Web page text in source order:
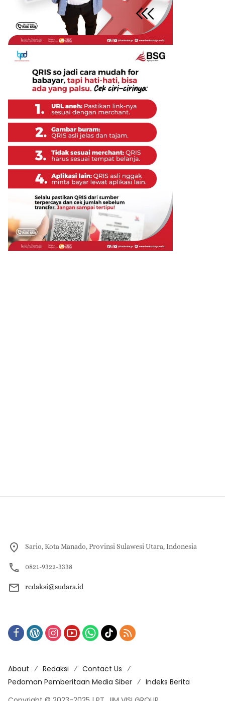
Sario, Kota Manado, Provinsi Sulawesi Utara, Indonesia
0821-9322-3338
redaksi@sudara.id
About Redaksi
Contact Us
Pedoman Pemberitaan Media Siber
Indeks Berita